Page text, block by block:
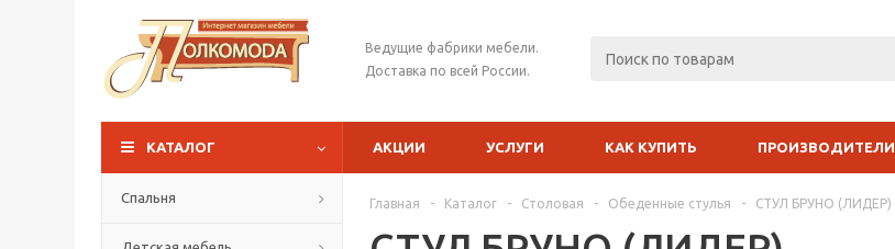
Ведущие фабрики мебели.
Доставка по всей России.
КАТАЛОГ АКЦИИ УСЛУГИ КАК КУПИТЬ ПРОИЗВОДИТЕЛИ
Спальня Главная - Каталог - Столовая - Обеденные стулья - СТУЛ БРУНО (ЛИДЕР)